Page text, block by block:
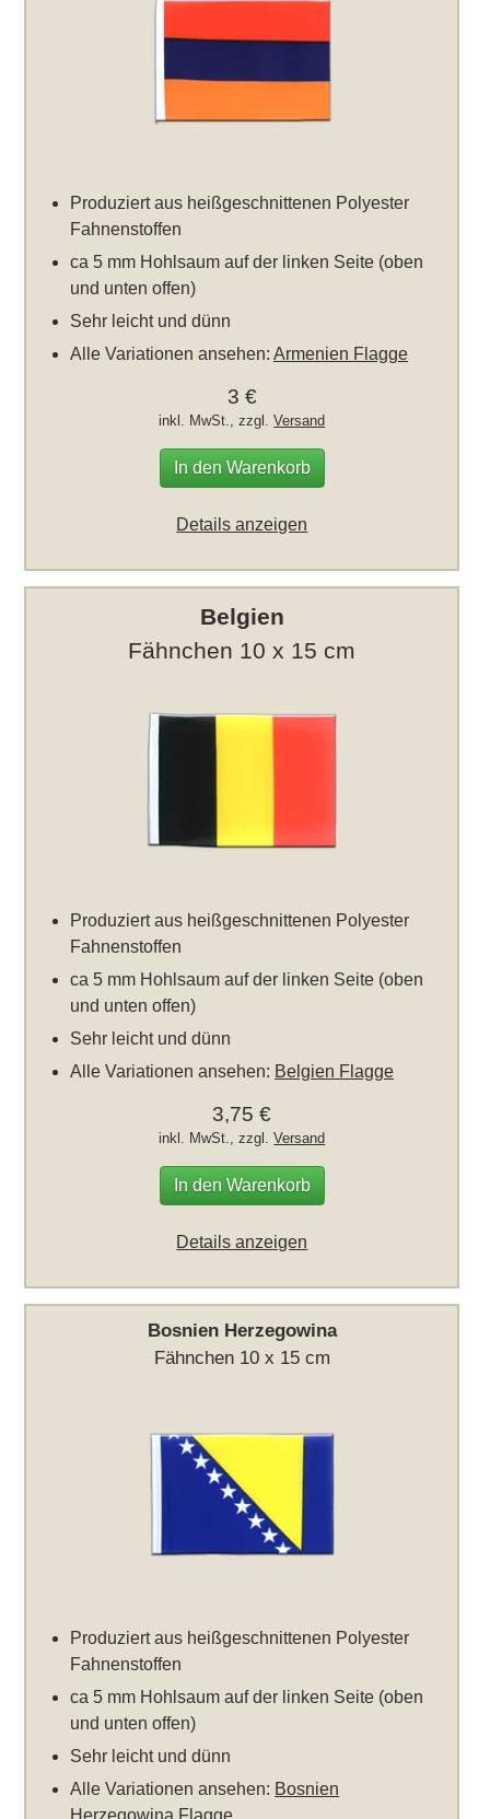
Produziert aus heißgeschnittenen Polyester
Fahnenstoffen
ca 5 mm Hohlsaum auf der linken Seite (oben
und unten offen)
Sehr leicht und dünn
Alle Variationen ansehen:Armenien Flagge
3 €
inkl. MwSt., zzgl.Versand
In den Warenkorb
Details anzeigen
Belgien
Fähnchen 10 x 15 cm
Produziert aus heißgeschnittenen Polyester
Fahnenstoffen
ca 5 mm Hohlsaum auf der linken Seite (oben
und unten offen)
Sehr leicht und dünn
Alle Variationen ansehen: Belgien Flagge
3,75 €
inkl. MwSt., zzgl.Versand
In den Warenkorb
Details anzeigen
Bosnien Herzegowina
Fähnchen 10 x 15 cm
Produziert aus heißgeschnittenen Polyester
Fahnenstoffen
ca 5 mm Hohlsaum auf der linken Seite (oben
und unten offen)
Sehr leicht und dünn
Alle Variationen ansehen: Bosnien
Herzegowina Flagge